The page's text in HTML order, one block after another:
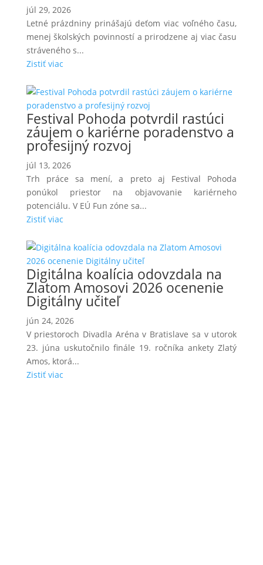
júl 29, 2026
Letné prázdniny prinášajú deťom viac voľného času,
menej školských povinností a prirodzene aj viac času
stráveného s...
Zistiť viac
Festival Pohoda potvrdil rastúci
záujem o kariérne poradenstvo a
profesijný rozvoj
júl 13, 2026
Trh práce sa mení, a preto aj Festival Pohoda
ponúkol priestor na objavovanie kariérneho
potenciálu. V EÚ Fun zóne sa...
Zistiť viac
Digitálna koalícia odovzdala na
Zlatom Amosovi 2026 ocenenie
Digitálny učiteľ
jún 24, 2026
V priestoroch Divadla Aréna v Bratislave sa v utorok
23. júna uskutočnilo finále 19. ročníka ankety Zlatý
Amos, ktorá...
Zistiť viac